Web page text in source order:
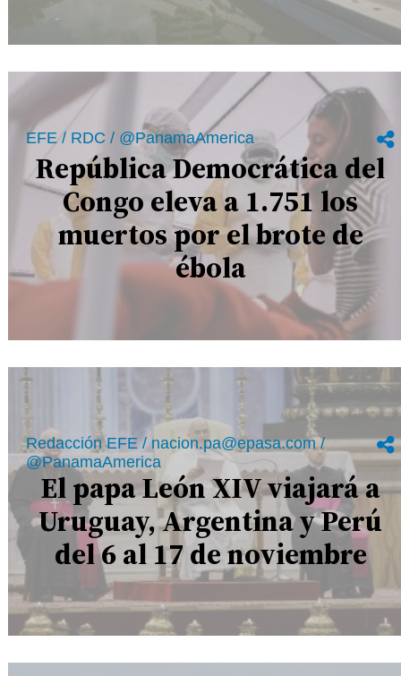
EFE / RDC / @PanamaAmerica
República Democrática del
Congo eleva a 1.751 los
muertos por el brote de
ébola
Redacción EFE / nacion.pa@epasa.com /
@PanamaAmerica
El papa León XIV viajará a
Uruguay, Argentina y Perú
del 6 al 17 de noviembre